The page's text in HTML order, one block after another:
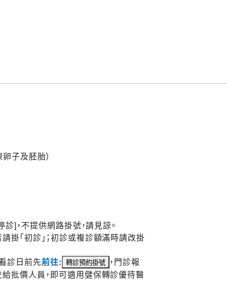
子及胚胎）
，不提供網路掛號，請見諒。
「初診」；初診或複診額滿時請改掛
診日前先前往:
，門診報
批價人員，即可適用健保轉診優待醫